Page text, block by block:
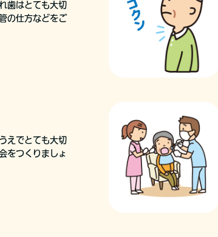
歯はとても大切
の仕方などをご
えでとても大切
をつくりましょ